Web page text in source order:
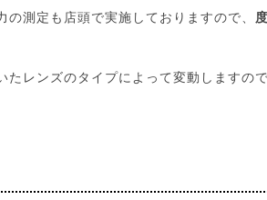
測定も店頭で実施しておりますので、
レンズのタイプによって変動しますの